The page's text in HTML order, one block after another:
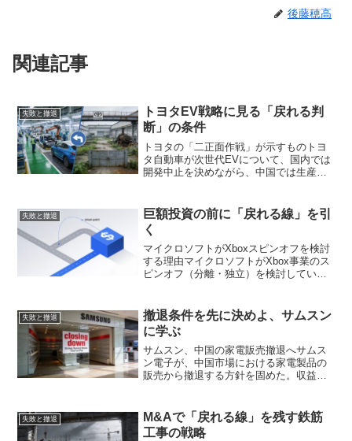
後藤穂高
関連記事
失敗と撤退
トヨタEV戦略に見る「戻れる判
断」の条件
トヨタの「二正面作戦」が示すものトヨ
タ自動車が次世代EVについて、国内では
開発中止を決めながら、中国では生産を
断、実は「戻れる経営」の本質を突いた
判断と言えます。多くの...
失敗と撤退
巨額投資の前に「戻れる線」を引
く
マイクロソフトがXboxスピンオフを検討
する理由マイクロソフトがXbox事業のス
ピンオフ（分離・独立）を検討している
OpenAIへの累計投資額は130億ドル（約2
兆円）...
失敗と撤退
撤退条件を先に決めよ、サムスン
に学ぶ
サムスン、中国の家電販売撤退へサムス
ン電子が、中国市場における家電製品の
販売から撤退する方針を固めた。収益の
販売を停止し、最終的には中国市場から
完全に撤退する見通しとい...
失敗と撤退
M&Aで「戻れる線」を残す鉄筋
工事の戦略